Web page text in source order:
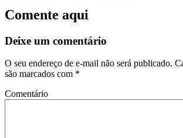
Comente aqui
Deixe um comentário
O seu endereço de e-mail não será publicado.
são marcados com *
Comentário